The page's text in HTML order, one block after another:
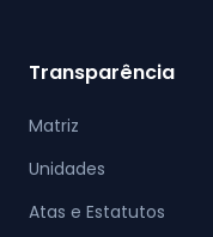
Transparência
Matriz
Unidades
Atas e Estatutos